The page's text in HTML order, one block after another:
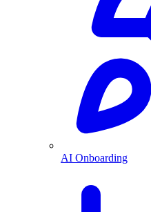
AI Onboarding